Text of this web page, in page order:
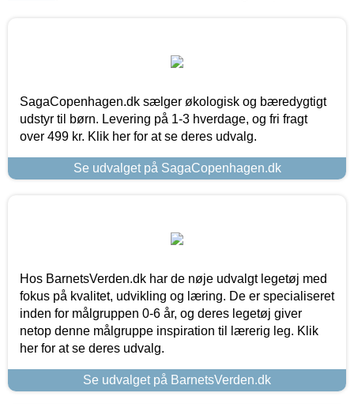
SagaCopenhagen.dk sælger økologisk og bæredygtigt
udstyr til børn. Levering på 1-3 hverdage, og fri fragt
over 499 kr. Klik her for at se deres udvalg.
Se udvalget på SagaCopenhagen.dk
Hos BarnetsVerden.dk har de nøje udvalgt legetøj med
fokus på kvalitet, udvikling og læring. De er specialiseret
inden for målgruppen 0-6 år, og deres legetøj giver
netop denne målgruppe inspiration til lærerig leg. Klik
her for at se deres udvalg.
Se udvalget på BarnetsVerden.dk